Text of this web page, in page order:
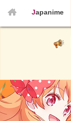
Japanime